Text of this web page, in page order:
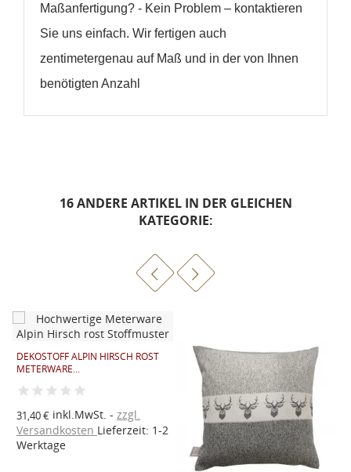
Maßanfertigung? - Kein Problem – kontaktieren
Sie uns einfach. Wir fertigen auch
zentimetergenau auf Maß und in der von Ihnen
benötigten Anzahl
16 ANDERE ARTIKEL IN DER GLEICHEN
KATEGORIE:
DEKOSTOFF ALPIN HIRSCH ROST
METERWARE...
31,40 €inkl.MwSt.
zzgl.
Versandkosten Lieferzeit: 1-2
Werktage